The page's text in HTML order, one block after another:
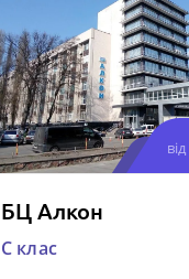
від
БЦ Алкон
C клас